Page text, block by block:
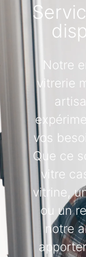
Notre
vitrerie
vos
Que ce
vitre
vitrine,
ou un
notre